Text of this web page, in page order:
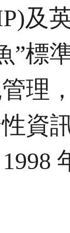
及
”標
理
資